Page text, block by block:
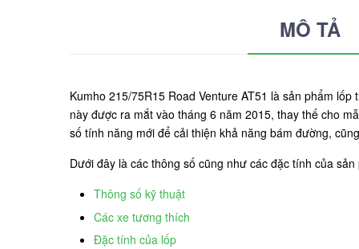
MÔ TẢ
Kumho 215/75R15 Road Venture AT51 là sản phẩm
này được ra mắt vào tháng 6 năm 2015, thay thế cho
số tính năng mới để cải thiện khả năng bám đường,
Dưới đây là các thông số cũng như các đặc tính của
Thông số kỹ thuật
Các xe tương thích
Đặc tính của lốp